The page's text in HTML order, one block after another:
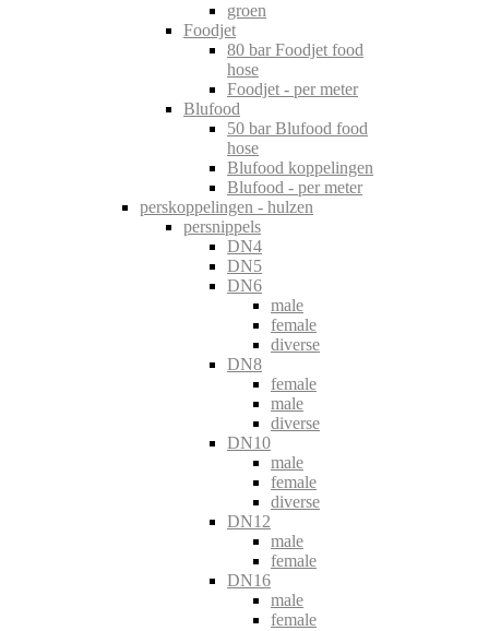
groen
Foodjet
80 bar Foodjet food
hose
Foodjet - per meter
Blufood
50 bar Blufood food
hose
Blufood koppelingen
Blufood - per meter
perskoppelingen - hulzen
persnippels
DN4
DN5
DN6
male
female
diverse
DN8
female
male
diverse
DN10
male
female
diverse
DN12
male
female
DN16
male
female